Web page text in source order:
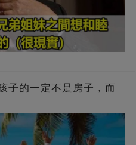
子的一定不是房子，而